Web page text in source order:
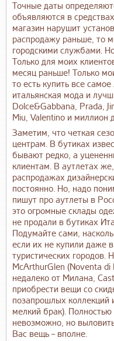
Точные даты
объявляются в
магазин нарушит
распродажу раньше, то
городскими службами.
Только для моих
месяц раньше! Только
то есть купить все
итальянская мода и
Dolce&Gabbana, Prada,
Miu, Valentino и миллион
Заметим, что четкая
центрам. В бутиках
бывают редко, а
клиентам. В аутлетах
распродажах
постоянно. Но, надо
пишут про аутлеты в
это огромные склады
не продали в бутиках
Подумайте сами,
если их не купили даже
туристических городов.
McArthurGlen (Noventa
недалеко от Милана,
приобрести вещи со
позапрошлых коллекций
мелкий брак). Полностью
невозможно, но
Вас вещь – вполне.